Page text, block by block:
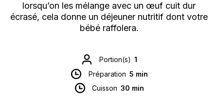
lorsqu’on les mélange avec un œuf cuit dur
écrasé, cela donne un déjeuner nutritif dont votre
bébé raffolera.
Portion(s) 1
Préparation 5 min
Cuisson 30 min